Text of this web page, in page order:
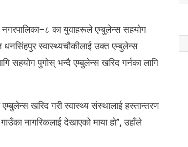
नगरपालिका–८ का युवाहरूले एम्बुलेन्स सहयोग
स्वास्थ्यचौकीलाई उक्त एम्बुलेन्स
सहयोग पुगोस् भन्दै एम्बुलेन्स खरिद गर्नका लागि
खरिद गरी स्वास्थ्य संस्थालाई हस्तान्तरण
नागरिकलाई देखाएको माया हो”, उहाँले